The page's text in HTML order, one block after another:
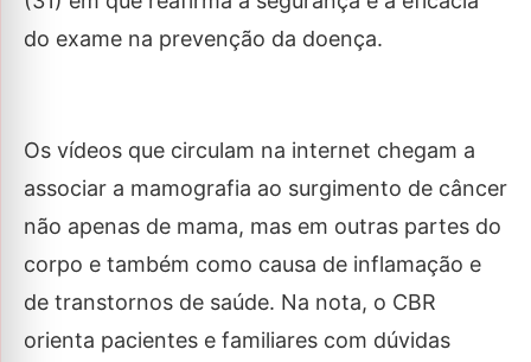
do exame na prevenção da doença.
Os vídeos que circulam na internet chegam a
associar a mamografia ao surgimento de câncer
não apenas de mama, mas em outras partes do
corpo e também como causa de inflamação e
de transtornos de saúde. Na nota, o CBR
orienta pacientes e familiares com dúvidas